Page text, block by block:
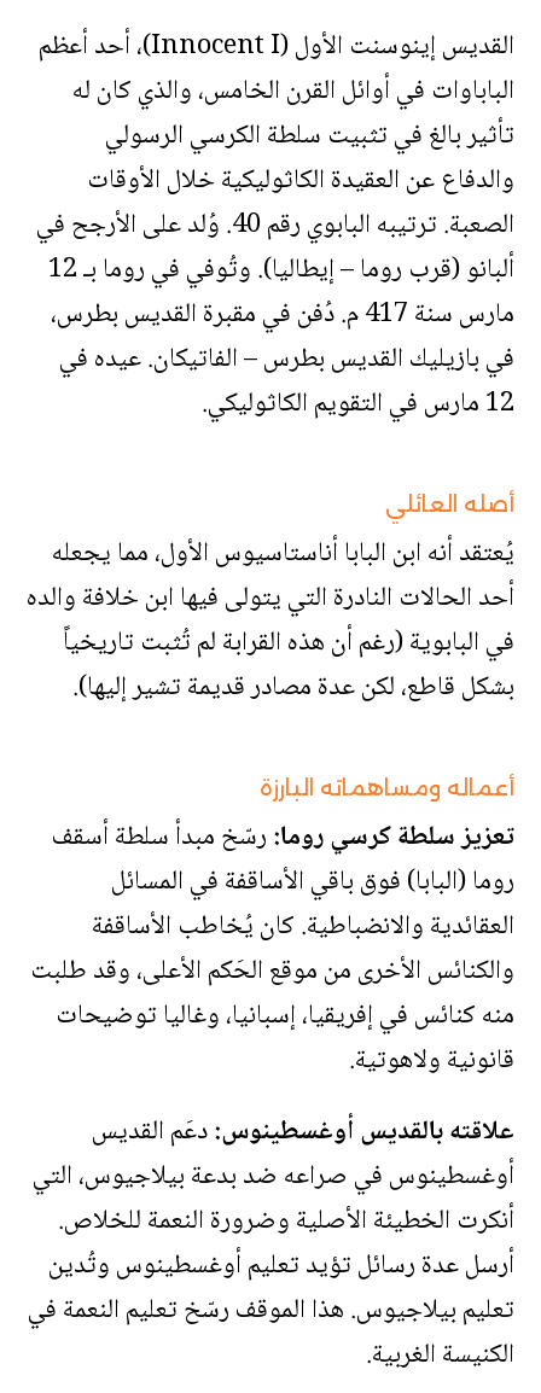
القديس إينوسنت الأول (Innocent I)، أحد أعظم
الباباوات في أوائل القرن الخامس، والذي كان له
تأثير بالغ في تثبيت سلطة الكرسي الرسولي
والدفاع عن العقيدة الكاثوليكية خلال الأوقات
الصعبة. ترتيبه البابوي رقم 40. وُلد على الأرجح في
ألبانو (قرب روما – إيطاليا). وتُوفي في روما بـ 12
مارس سنة 417 م. دُفن في مقبرة القديس بطرس،
في بازيليك القديس بطرس – الفاتيكان. عيده في
12 مارس في التقويم الكاثوليكي.
أصله العائلي
يُعتقد أنه ابن البابا أناستاسيوس الأول، مما يجعله
أحد الحالات النادرة التي يتولى فيها ابن خلافة والده
في البابوية (رغم أن هذه القرابة لم تُثبت تاريخياً
بشكل قاطع، لكن عدة مصادر قديمة تشير إليها).
أعماله ومساهماته البارزة
تعزيز سلطة كرسي روما:رسّخ مبدأ سلطة أسقف
روما (البابا) فوق باقي الأساقفة في المسائل
العقائدية والانضباطية. كان يُخاطب الأساقفة
والكنائس الأخرى من موقع الحَكم الأعلى، وقد طلبت
منه كنائس في إفريقيا، إسبانيا، وغاليا توضيحات
قانونية ولاهوتية.
علاقته بالقديس أوغسطينوس:دعَم القديس
أوغسطينوس في صراعه ضد بدعة بيلاجيوس، التي
أنكرت الخطيئة الأصلية وضرورة النعمة للخلاص.
أرسل عدة رسائل تؤيد تعليم أوغسطينوس وتُدين
تعليم بيلاجيوس. هذا الموقف رسّخ تعليم النعمة في
الكنيسة الغربية.